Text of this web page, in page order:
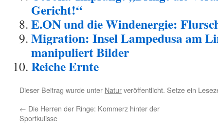
Gericht!“
E.ON und die Windenergie:
Migration: Insel Lampedusa am
manipuliert Bilder
Reiche Ernte
Dieser Beitrag wurde unter Naturveröffentlicht. Setze ein
← Die Herren der Ringe: Kommerz hinter der
Sportkulisse